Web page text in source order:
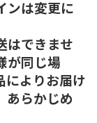
ンは変更に
はできませ
が同じ場
によりお届け
あらかじめ